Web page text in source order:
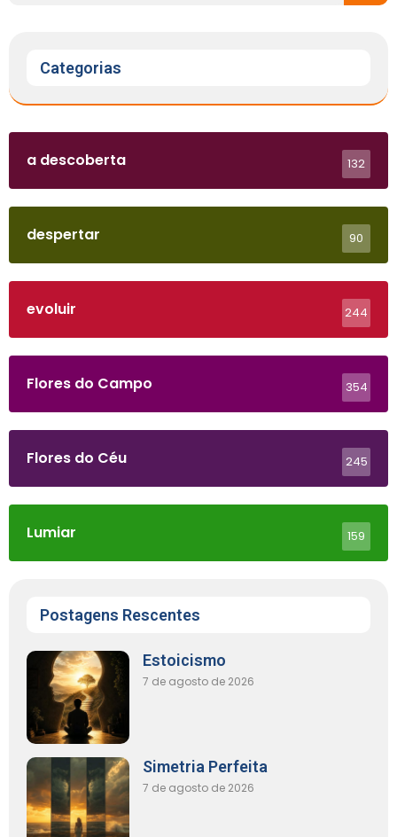
Categorias
a descoberta 132
despertar 90
evoluir 244
Flores do Campo 354
Flores do Céu 245
Lumiar 159
Postagens Rescentes
Estoicismo
7 de agosto de 2026
Simetria Perfeita
7 de agosto de 2026